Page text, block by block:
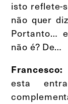
isto reflete-
não quer
Portanto…
não é? De…
Francesco:
esta